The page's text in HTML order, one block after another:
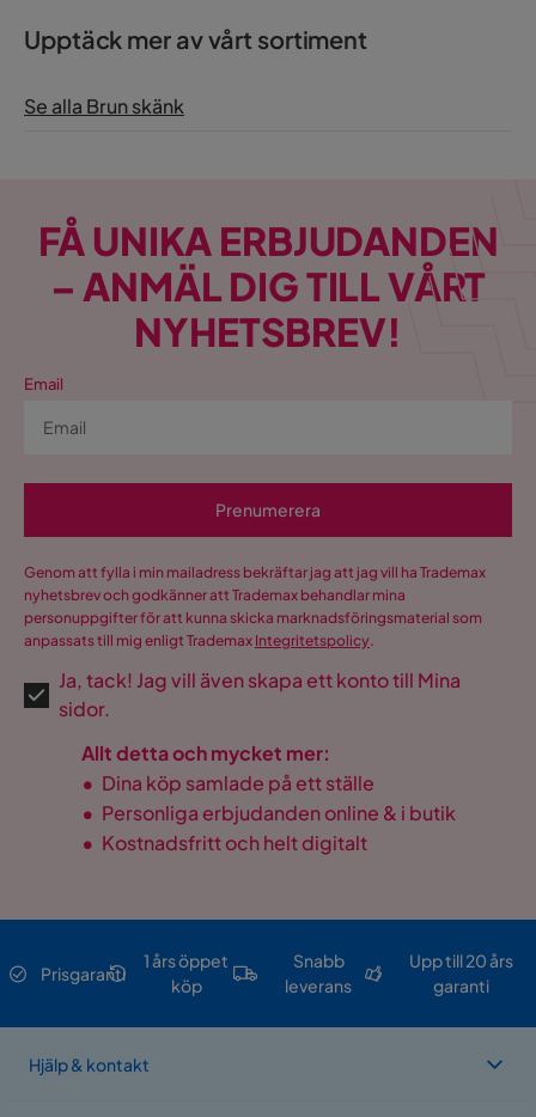
Upptäck mer av vårt sortiment
Se alla Brun skänk
FÅ UNIKA ERBJUDANDEN
– ANMÄL DIG TILL VÅRT
NYHETSBREV!
Email
Prenumerera
Genom att fylla i min mailadress bekräftar jag att jag vill ha Trademax
nyhetsbrev och godkänner att Trademax behandlar mina
personuppgifter för att kunna skicka marknadsföringsmaterial som
anpassats till mig enligt Trademax Integritetspolicy.
Ja, tack! Jag vill även skapa ett konto till Mina
sidor.
Allt detta och mycket mer:
• Dina köp samlade på ett ställe
• Personliga erbjudanden online & i butik
• Kostnadsfritt och helt digitalt
Prisgaranti
1 års öppet
köp
Snabb
leverans
Upp till 20 års
garanti
Hjälp & kontakt